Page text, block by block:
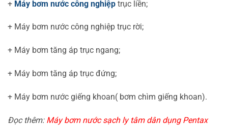
+ Máy bơm nước công nghiệp trục liền;
+ Máy bơm nước công nghiệp trục rời;
+ Máy bơm tăng áp trục ngang;
+ Máy bơm tăng áp trục đứng;
+ Máy bơm nước giếng khoan( bơm chìm giếng khoan).
Đọc thêm: Máy bơm nước sạch ly tâm dân dụng Pentax